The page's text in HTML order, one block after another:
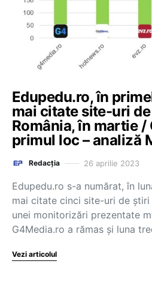
Edupedu.ro, în
mai citate site-uri
România, în martie /
primul loc – analiză
Redacția 26 aprilie 2023
Edupedu.ro s-a numărat, în
mai citate cinci site-uri de
unei monitorizări prezentate
G4Media.ro a rămas și luna
Vezi articolul